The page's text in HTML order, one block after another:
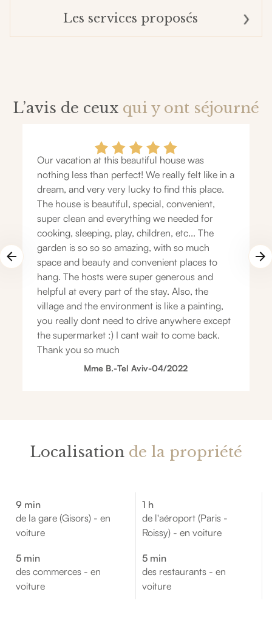
Les services proposés
L’avis de ceux qui y ont séjourné
Our vacation at this beautiful house was
nothing less than perfect! We really felt like in a
dream, and very very lucky to find this place.
The house is beautiful, special, convenient,
super clean and everything we needed for
cooking, sleeping, play, children, etc... The
garden is so so so amazing, with so much
space and beauty and convenient places to
hang. The hosts were super generous and
helpful at every part of the stay. Also, the
village and the environment is like a painting,
you really dont need to drive anywhere except
the supermarket :) I cant wait to come back.
Thank you so much
Mme B.-Tel Aviv-04/2022
Localisation de la propriété
9 min
de la gare (Gisors) - en
voiture
1 h
de l'aéroport (Paris -
Roissy) - en voiture
5 min
des commerces - en
voiture
5 min
des restaurants - en
voiture